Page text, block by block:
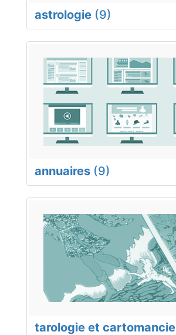
astrologie (9)
annuaires (9)
tarologie et cartomancie